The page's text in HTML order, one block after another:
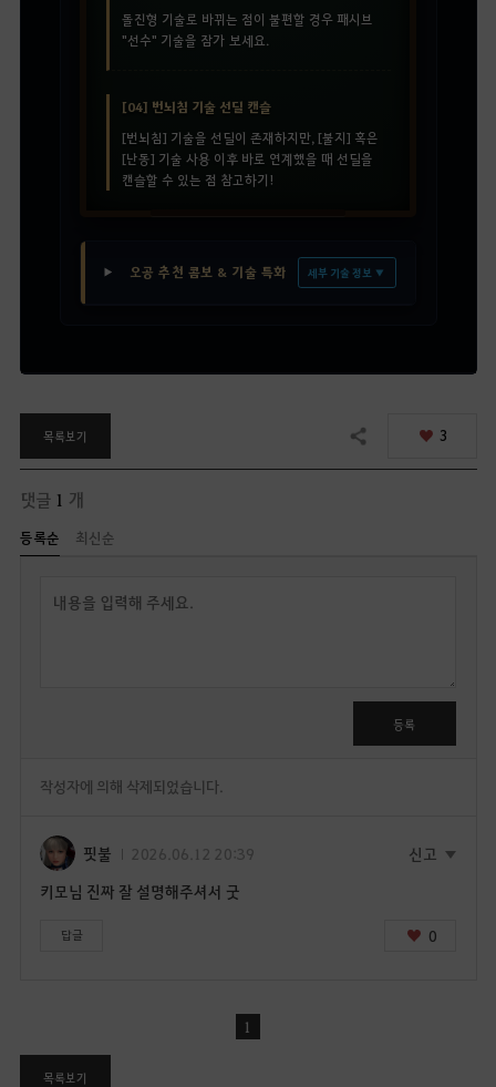
돌진형 기술로 바뀌는 점이 불편할 경우 패시브
"선수" 기술을 잠가 보세요.
[04] 번뇌침 기술 선딜 캔슬
[번뇌침] 기술을 선딜이 존재하지만, [불지] 혹은
[난동] 기술 사용 이후 바로 연계했을 때 선딜을
캔슬할 수 있는 점 참고하기!
오공 추천 콤보 & 기술 특화 세부 기술 정보 ▼
목록보기 공유하기 3
댓글 1 개
등록순 최신순
능
로
등록
작성자에 의해 삭제되었습니다.
핏불 2026.06.12 20:39
신고
키모님 진짜 잘 설명해주셔서 굿
답글 0
1
목록보기